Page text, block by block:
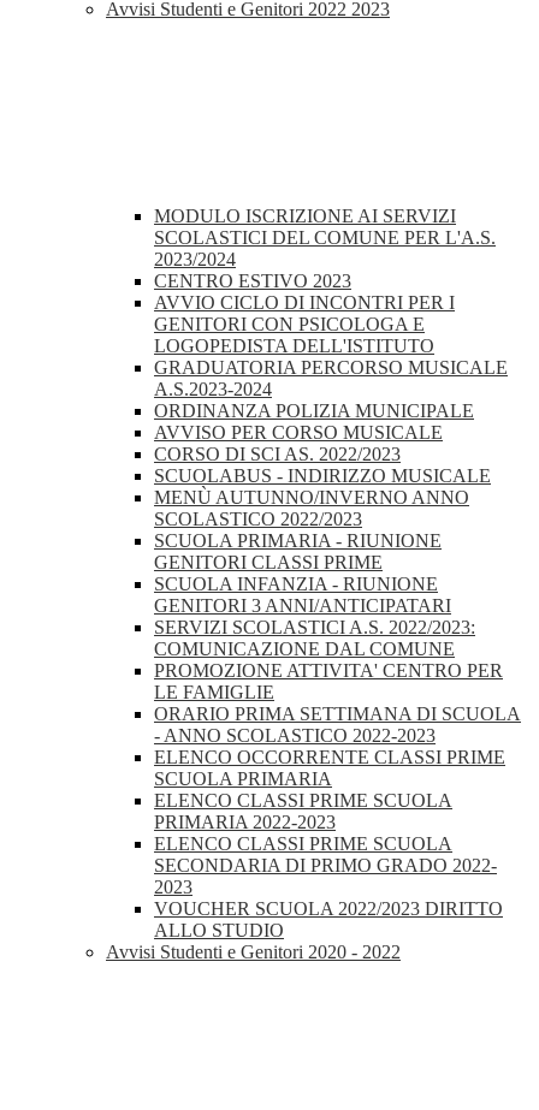
Avvisi Studenti e Genitori 2022 2023
MODULO ISCRIZIONE AI SERVIZI
SCOLASTICI DEL COMUNE PER L'A.S.
2023/2024
CENTRO ESTIVO 2023
AVVIO CICLO DI INCONTRI PER I
GENITORI CON PSICOLOGA E
LOGOPEDISTA DELL'ISTITUTO
GRADUATORIA PERCORSO MUSICALE
A.S.2023-2024
ORDINANZA POLIZIA MUNICIPALE
AVVISO PER CORSO MUSICALE
CORSO DI SCI AS. 2022/2023
SCUOLABUS - INDIRIZZO MUSICALE
MENÙ AUTUNNO/INVERNO ANNO
SCOLASTICO 2022/2023
SCUOLA PRIMARIA - RIUNIONE
GENITORI CLASSI PRIME
SCUOLA INFANZIA - RIUNIONE
GENITORI 3 ANNI/ANTICIPATARI
SERVIZI SCOLASTICI A.S. 2022/2023:
COMUNICAZIONE DAL COMUNE
PROMOZIONE ATTIVITA' CENTRO PER
LE FAMIGLIE
ORARIO PRIMA SETTIMANA DI SCUOLA
- ANNO SCOLASTICO 2022-2023
ELENCO OCCORRENTE CLASSI PRIME
SCUOLA PRIMARIA
ELENCO CLASSI PRIME SCUOLA
PRIMARIA 2022-2023
ELENCO CLASSI PRIME SCUOLA
SECONDARIA DI PRIMO GRADO 2022-
2023
VOUCHER SCUOLA 2022/2023 DIRITTO
ALLO STUDIO
Avvisi Studenti e Genitori 2020 - 2022